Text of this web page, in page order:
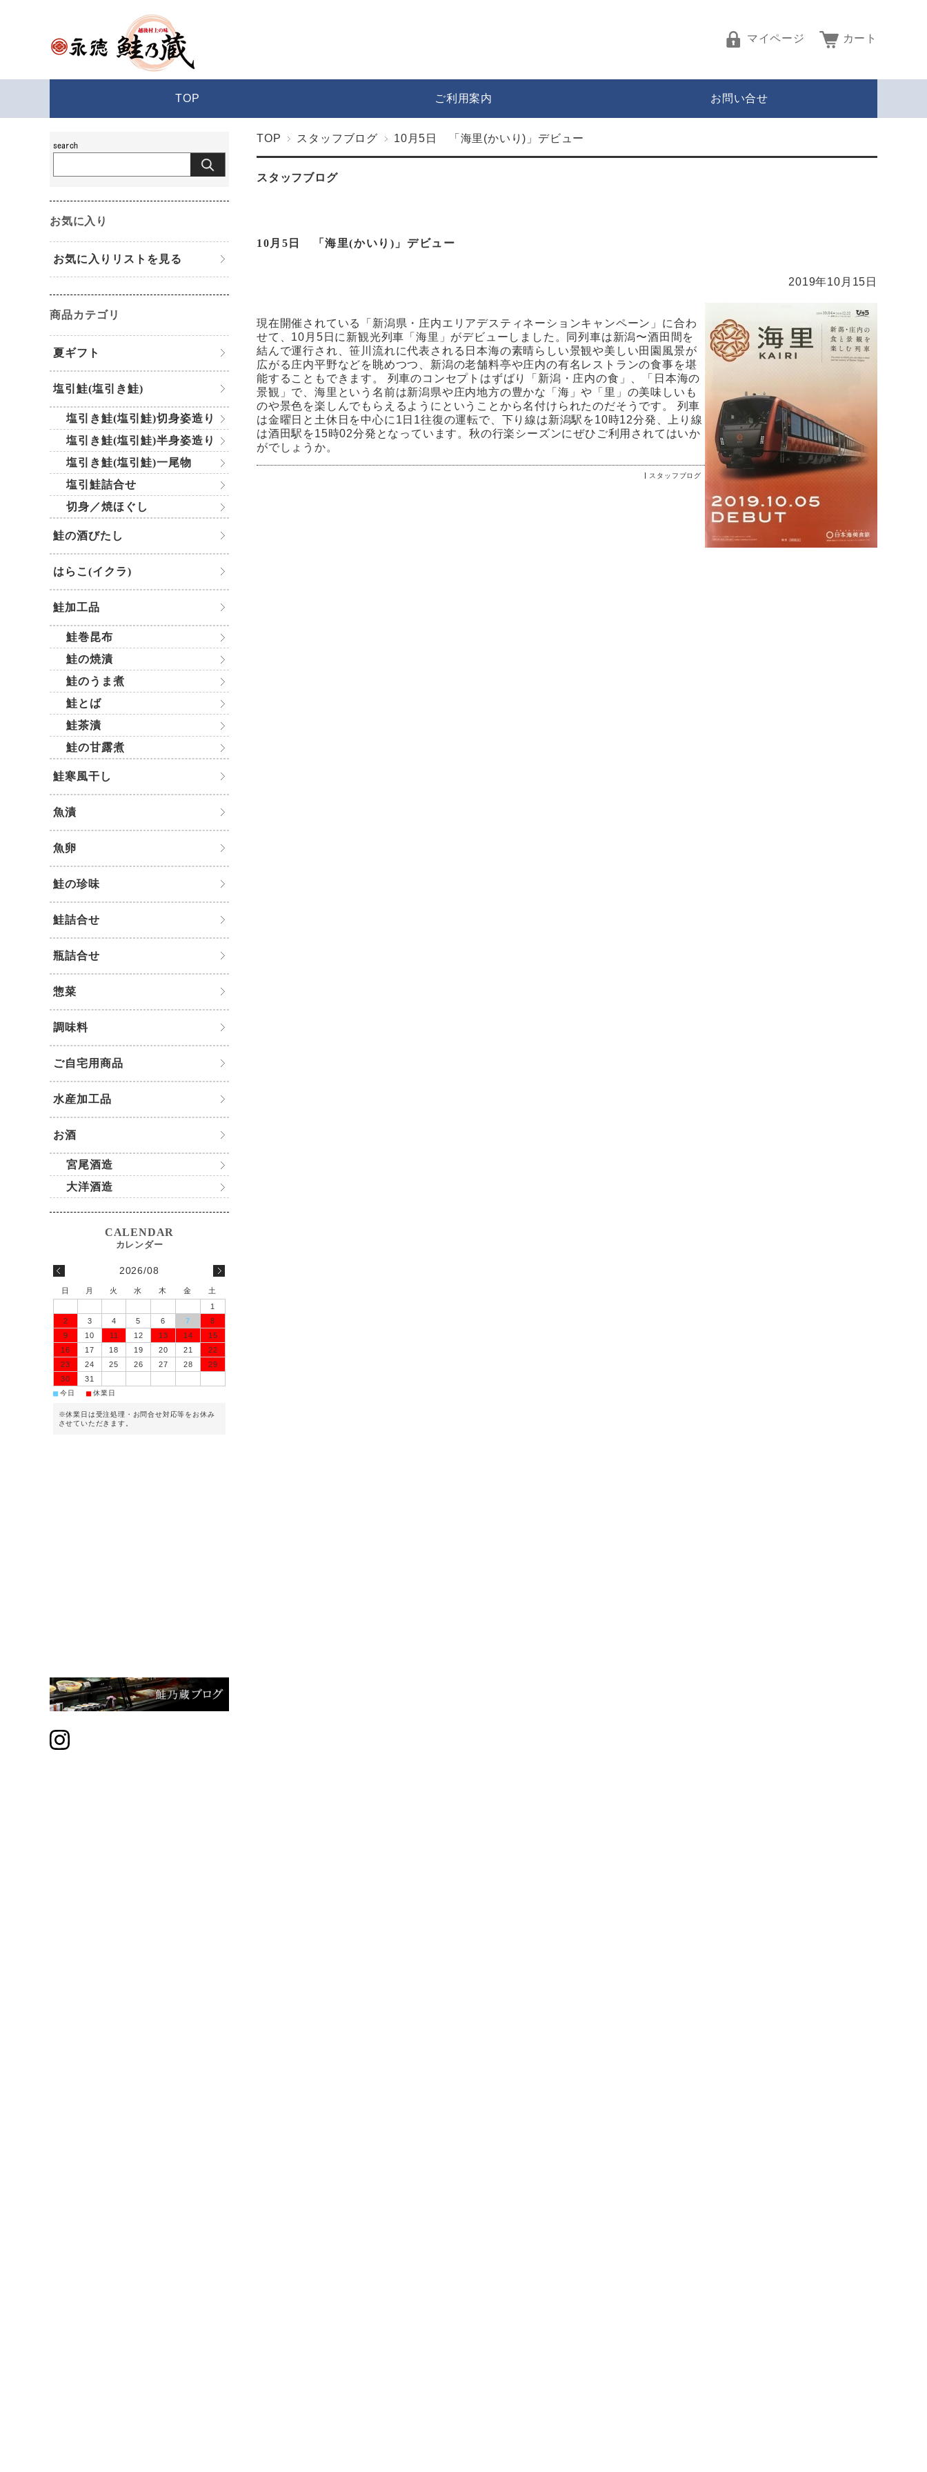
マイページ カート
TOP ご利用案内 お問い合せ
TOP スタッフブログ 10月5日 「海里(かいり)」デビュー
スタッフブログ
10月5日 「海里(かいり)」デビュー
2019年10月15日
現在開催されている「新潟県・庄内エリアデスティネーションキャンペーン」に合わ
せて、10月5日に新観光列車「海里」がデビューしました。同列車は新潟〜酒田間を
結んで運行され、笹川流れに代表される日本海の素晴らしい景観や美しい田園風景が
広がる庄内平野などを眺めつつ、新潟の老舗料亭や庄内の有名レストランの食事を堪
能することもできます。 列車のコンセプトはずばり「新潟・庄内の食」、「日本海の
景観」で、海里という名前は新潟県や庄内地方の豊かな「海」や「里」の美味しいも
のや景色を楽しんでもらえるようにということから名付けられたのだそうです。 列車
は金曜日と土休日を中心に1日1往復の運転で、下り線は新潟駅を10時12分発、上り線
は酒田駅を15時02分発となっています。秋の行楽シーズンにぜひご利用されてはいか
がでしょうか。
スタッフブログ
お気に入り
お気に入りリストを見る
商品カテゴリ
夏ギフト
塩引鮭(塩引き鮭)
塩引き鮭(塩引鮭)切身姿造り
塩引き鮭(塩引鮭)半身姿造り
塩引き鮭(塩引鮭)一尾物
塩引鮭詰合せ
切身／焼ほぐし
鮭の酒びたし
はらこ(イクラ)
鮭加工品
鮭巻昆布
鮭の焼漬
鮭のうま煮
鮭とば
鮭茶漬
鮭の甘露煮
鮭寒風干し
魚漬
魚卵
鮭の珍味
鮭詰合せ
瓶詰合せ
惣菜
調味料
ご自宅用商品
水産加工品
お酒
宮尾酒造
大洋酒造
2026/08
日 月 火 水 木 金
土
1
2
3 4 5 6 7
8
9
10 11 12 13 14
15
16
17 18 19 20 21
22
23
24 25 26 27 28
29
30
31
■今日 ■ 休業日
※休業日は受注処理・お問合せ対応等をお休み
させていただきます。